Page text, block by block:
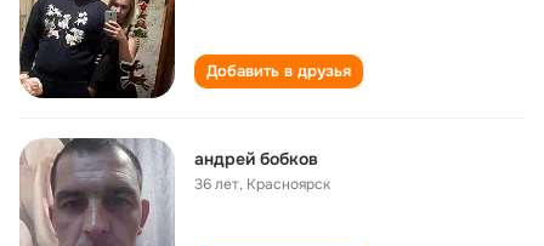
Добавить в друзья
андрей бобков
36 лет, Красноярск